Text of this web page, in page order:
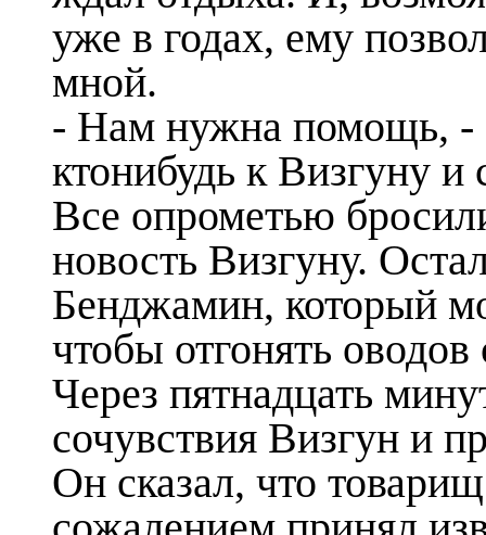
уже в годах, ему
мной.
- Нам нужна помощь, -
ктонибудь к Визгуну и
Все опрометью
новость Визгуну.
Бенджамин, который
чтобы отгонять
Через пятнадцать
сочувствия Визгун и
Он сказал, что